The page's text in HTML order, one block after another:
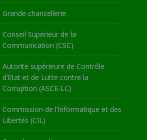
Grande chancellerie
Conseil Supérieur de la
Communication (CSC)
Autorité supérieure de Contrôle
d’Etat et de Lutte contre la
Corruption (ASCE-LC)
Commission de l’Informatique et des
Libertés (CIL)